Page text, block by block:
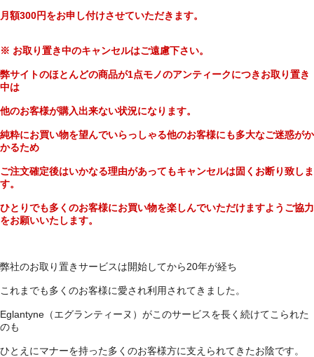
月額300円をお申し付けさせていただきます。
※ お取り置き中のキャンセルはご遠慮下さい。
弊サイトのほとんどの商品が1点モノのアンティークにつきお取り置き
中は
他のお客様が購入出来ない状況になります。
純粋にお買い物を望んでいらっしゃる他のお客様にも多大なご迷惑がか
かるため
ご注文確定後はいかなる理由があってもキャンセルは固くお断り致しま
す。
ひとりでも多くのお客様にお買い物を楽しんでいただけますようご協力
をお願いいたします。
弊社のお取り置きサービスは開始してから20年が経ち
これまでも多くのお客様に愛され利用されてきました。
Eglantyne（エグランティーヌ）がこのサービスを長く続けてこられた
のも
ひとえにマナーを持った多くのお客様方に支えられてきたお陰です。